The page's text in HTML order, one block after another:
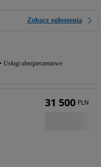
Zobacz ogłoszenia
Usługi ubezpieczeniowe
31 500 PLN